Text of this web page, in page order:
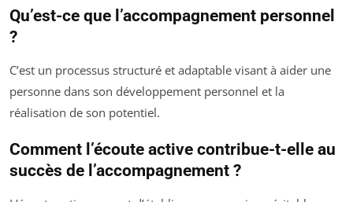
Qu’est-ce que l’accompagnement personnel
?
C’est un processus structuré et adaptable visant à aider une
personne dans son développement personnel et la
réalisation de son potentiel.
Comment l’écoute active contribue-t-elle au
succès de l’accompagnement ?